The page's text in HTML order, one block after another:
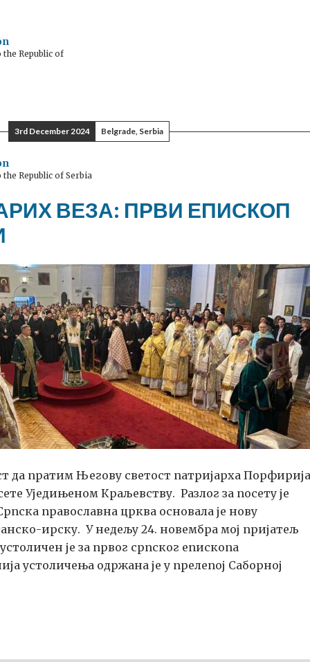
Republic of
3rd December 2024 Belgrade, Serbia
Republic of Serbia
ВЕЗА: ПРВИ ЕПИСКОП
да пратим Његову светост патријарха Порфирија
Уједињеном Краљевству. Разлог за посету је
православна црква основала је нову
ирску. У недељу 24. новембра мој пријатељ
је за првог српског епископа
устоличења одржана је у прелепој Саборној